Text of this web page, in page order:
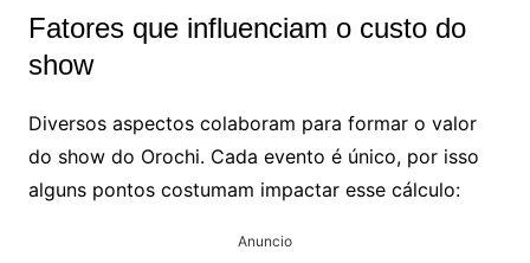
Fatores que influenciam o custo do
show
Diversos aspectos colaboram para formar o valor
do show do Orochi. Cada evento é único, por isso
alguns pontos costumam impactar esse cálculo:
Anuncio